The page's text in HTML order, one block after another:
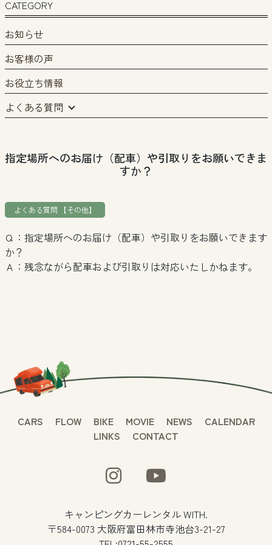
CATEGORY
お知らせ
お客様の声
お役立ち情報
よくある質問
指定場所へのお届け（配車）や引取りをお願いできま
すか？
よくある質問 【その他】
Ｑ：指定場所へのお届け（配車）や引取りをお願いできます
か？
Ａ：残念ながら配車および引取りは対応いたしかねます。
CARS FLOW BIKE MOVIE NEWS
CALENDAR
LINKS
CONTACT
キャンピングカーレンタル WITH.
〒584-0073 大阪府富田林市寺池台3-21-27